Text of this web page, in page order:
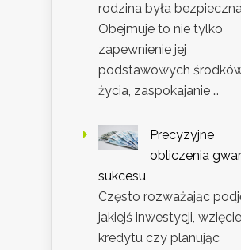
rodzina była
Obejmuje to nie tylko
zapewnienie jej
podstawowych
życia, zaspokajanie …
Precyzyjne
obliczenia
sukcesu
Często rozważając
jakiejś inwestycji, wzięcie
kredytu czy planując